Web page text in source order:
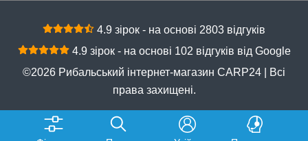
4.9 зірок - на основі 2803 відгуків
4.9 зірок - на основі 102 відгуків від Google
©2026 Рибальський інтернет-магазин CARP24 | Всі
права захищені.